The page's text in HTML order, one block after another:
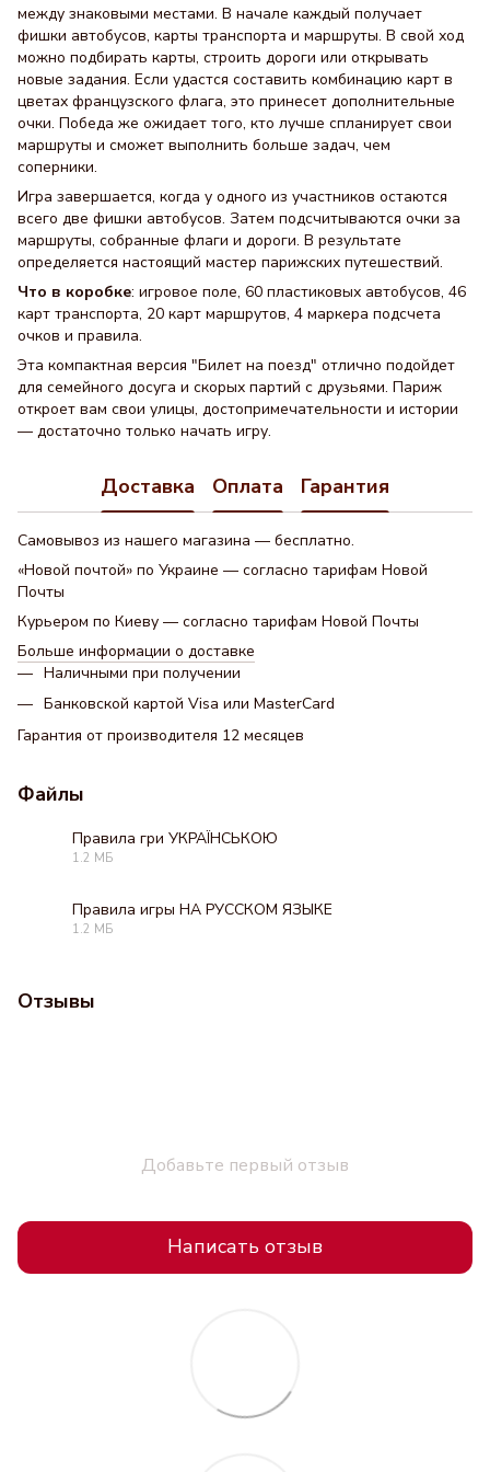
между знаковыми местами. В начале каждый получает
фишки автобусов, карты транспорта и маршруты. В свой ход
можно подбирать карты, строить дороги или открывать
новые задания. Если удастся составить комбинацию карт в
цветах французского флага, это принесет дополнительные
очки. Победа же ожидает того, кто лучше спланирует свои
маршруты и сможет выполнить больше задач, чем
соперники.
Игра завершается, когда у одного из участников остаются
всего две фишки автобусов. Затем подсчитываются очки за
маршруты, собранные флаги и дороги. В результате
определяется настоящий мастер парижских путешествий.
Что в коробке: игровое поле, 60 пластиковых автобусов, 46
карт транспорта, 20 карт маршрутов, 4 маркера подсчета
очков и правила.
Эта компактная версия "Билет на поезд" отлично подойдет
для семейного досуга и скорых партий с друзьями. Париж
откроет вам свои улицы, достопримечательности и истории
— достаточно только начать игру.
Доставка Оплата Гарантия
Самовывоз из нашего магазина — бесплатно.
«Новой почтой» по Украине — согласно тарифам Новой
Почты
Курьером по Киеву — согласно тарифам Новой Почты
Больше информации о доставке
Наличными при получении
Банковской картой Visa или MasterCard
Гарантия от производителя 12 месяцев
Файлы
Правила гри УКРАЇНСЬКОЮ
1.2 МБ
Правила игры НА РУССКОМ ЯЗЫКЕ
1.2 МБ
Отзывы
Добавьте первый отзыв
Написать отзыв